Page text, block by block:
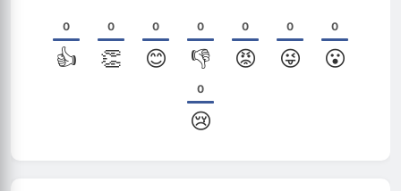
0
👍
0
👏
0
😊
0
👎
0
😡
0
😜
0
😮
0
😢